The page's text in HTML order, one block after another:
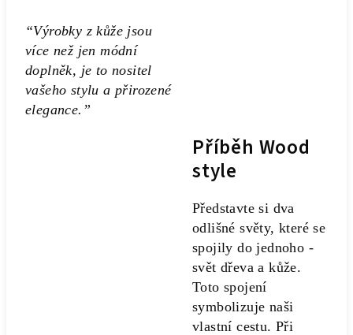
“Výrobky z kůže jsou
více než jen módní
doplněk, je to nositel
vašeho stylu a přirozené
elegance.”
Příběh Wood
style
Představte si dva
odlišné světy, které se
spojily do jednoho -
svět dřeva a kůže.
Toto spojení
symbolizuje naši
vlastní cestu. Při